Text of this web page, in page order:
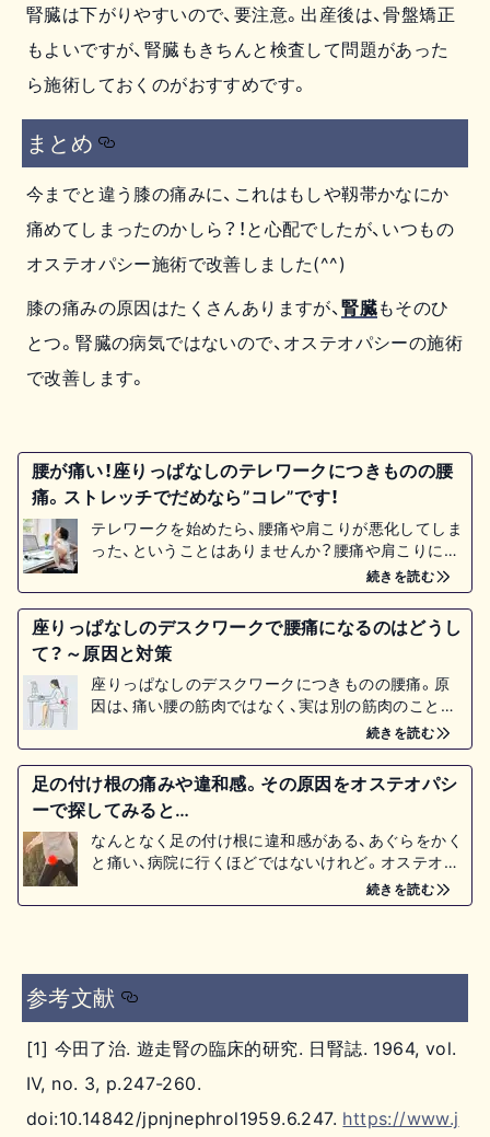
腎臓は下がりやすいので、要注意。出産後は、骨盤矯正
もよいですが、腎臓もきちんと検査して問題があった
ら施術しておくのがおすすめです。
まとめ
今までと違う膝の痛みに、これはもしや靱帯かなにか
痛めてしまったのかしら？！と心配でしたが、いつもの
オステオパシー施術で改善しました(^^)
膝の痛みの原因はたくさんありますが、腎臓もそのひ
とつ。腎臓の病気ではないので、オステオパシーの施術
で改善します。
腰が痛い！座りっぱなしのテレワークにつきものの腰
痛。ストレッチでだめなら”コレ”です！
テレワークを始めたら、腰痛や肩こりが悪化してしま
った、ということはありませんか？腰痛や肩こりに効
くのはストレッチだけではありません。原因を知っ
て、予防しましょう！
続きを読む
座りっぱなしのデスクワークで腰痛になるのはどうし
て？～原因と対策
座りっぱなしのデスクワークにつきものの腰痛。原
因は、痛い腰の筋肉ではなく、実は別の筋肉のことが
多いんです！どうしてそんなことが起きるのか、その
原因と対策を解説します。
続きを読む
足の付け根の痛みや違和感。その原因をオステオパシ
ーで探してみると…
なんとなく足の付け根に違和感がある、あぐらをかく
と痛い、病院に行くほどではないけれど。オステオパ
続きを読む
参考文献
[1] 今田了治. 遊走腎の臨床的研究. 日腎誌. 1964, vol.
Ⅳ, no. 3, p.247-260.
doi:10.14842/jpnjnephrol1959.6.247. https://www.j